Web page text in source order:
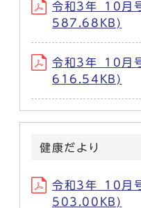
令和3年_10月
587.68KB)
令和3年_10月
616.54KB)
健康だより
令和3年_10月
503.00KB)